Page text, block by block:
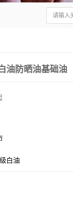
油防晒油基础油
白油